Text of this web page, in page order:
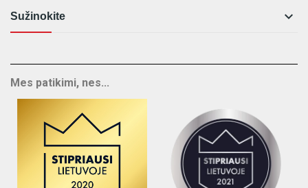
Sužinokite 
Mes patikimi, nes...